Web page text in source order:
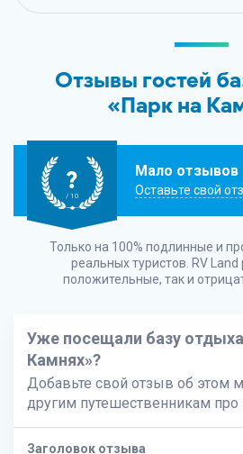
Отзывы гостей
«Парк на
?
/ 10
Мало отзывов
Оставьте свой
Только на 100% подлинные и
реальных туристов. RV Land
положительные, так и
Уже посещали базу
Камнях»?
Добавьте свой отзыв об этом
другим путешественникам
Заголовок отзыва